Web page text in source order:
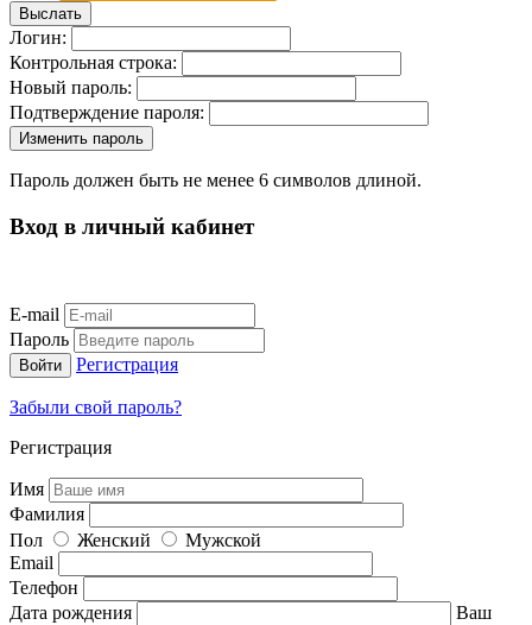
Логин:
Контрольная строка:
Новый пароль:
Подтверждение пароля:
Пароль должен быть не менее 6 символов длиной.
Вход в личный кабинет
E-mail
Пароль
Регистрация
Забыли свой пароль?
Регистрация
Имя
Фамилия
Пол
Женский
Мужской
Email
Телефон
Дата рождения
Ваш